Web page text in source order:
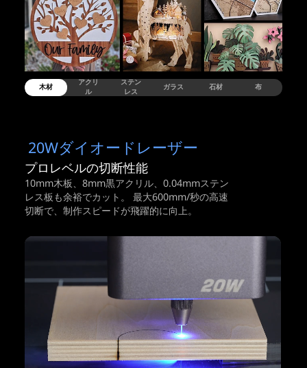
木材
アクリ
ル
ステン
レス
ガラス 石材 布
20Wダイオードレーザー
プロレベルの切断性能
10mm木板、 8mm黒アクリル、 0.04mmステン
レス板も余裕でカット。
最大600mm/秒の高速
切断で、制作スピードが飛躍的に向上。